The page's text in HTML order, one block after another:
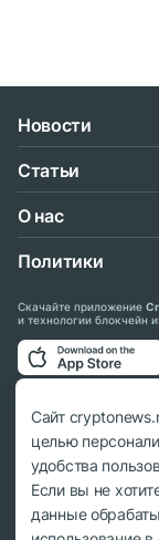
Новости
Статьи
О нас
Политики
Скачайте приложение
и технологии блокчейн
Подписывайтесь на нас
© 2018 - 2026 Crypto
Сайт
целью
удобства
Если вы не
данные